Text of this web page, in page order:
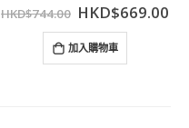
HKD$744.00 HKD$669.00
加入購物車